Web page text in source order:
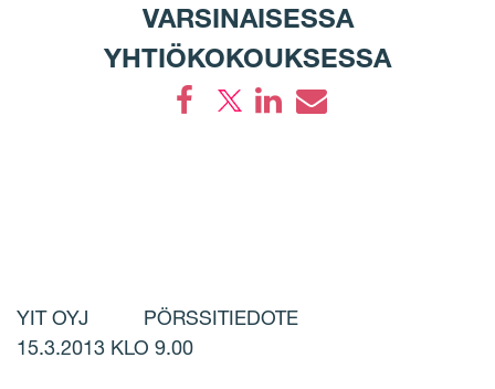
VARSINAISESSA
YHTIÖKOKOUKSESSA
YIT OYJ PÖRSSITIEDOTE
15.3.2013 KLO 9.00